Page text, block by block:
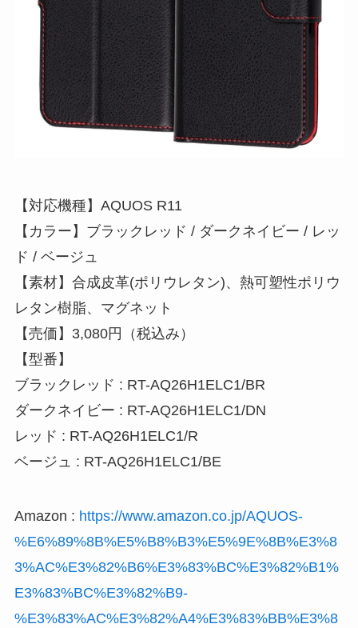
【対応機種】AQUOS R11
【カラー】ブラックレッド / ダークネイビー / レッ
ド / ベージュ
【素材】合成皮革(ポリウレタン)、熱可塑性ポリウ
レタン樹脂、マグネット
【売価】3,080円（税込み）
【型番】
ブラックレッド : RT-AQ26H1ELC1/BR
ダークネイビー : RT-AQ26H1ELC1/DN
レッド : RT-AQ26H1ELC1/R
ベージュ : RT-AQ26H1ELC1/BE
Amazon : https://www.amazon.co.jp/AQUOS-
%E6%89%8B%E5%B8%B3%E5%9E%8B%E3%8
3%AC%E3%82%B6%E3%83%BC%E3%82%B1%
E3%83%BC%E3%82%B9-
%E3%83%AC%E3%82%A4%E3%83%BB%E3%8